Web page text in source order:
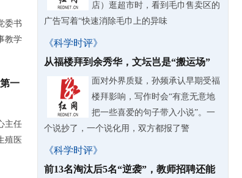
委书
教学
一
主任
殖医
店）逛超市时，看到毛巾售卖区的
广告写着“快速消除毛巾上的异味
《科学时评》
从福楼拜到余秀华，文坛岂是“搬运场”
面对外界质疑，孙频承认早期受福
楼拜影响，写作时会“有意无意地
把一些喜爱的句子带入小说”。一
个说抄了，一个说化用，双方都报了警
《科学时评》
前13名淘汰后5名“逆袭”，教师招聘还能